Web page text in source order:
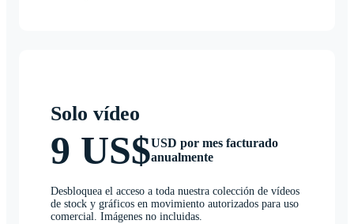
Solo vídeo
9 US$USD por mes facturado
anualmente
Desbloquea el acceso a toda nuestra colección de vídeos
de stock y gráficos en movimiento autorizados para uso
comercial. Imágenes no incluidas.